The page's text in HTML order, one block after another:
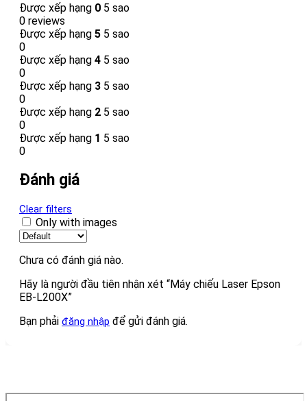
Được xếp hạng 0 5 sao
0 reviews
Được xếp hạng 5 5 sao
0
Được xếp hạng 4 5 sao
0
Được xếp hạng 3 5 sao
0
Được xếp hạng 2 5 sao
0
Được xếp hạng 1 5 sao
0
Đánh giá
Clear filters
Only with images
Chưa có đánh giá nào.
Hãy là người đầu tiên nhận xét “Máy chiếu Laser Epson
EB-L200X”
Bạn phải đăng nhập để gửi đánh giá.